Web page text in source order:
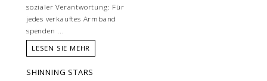
sozialer Verantwortung: Für
jedes verkauftes Armband
spenden ...
LESEN SIE MEHR
SHINNING STARS